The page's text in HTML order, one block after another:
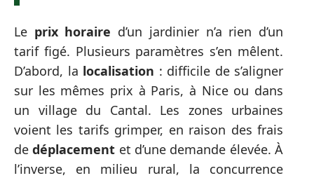
Le prix horaire d’un jardinier n’a rien d’un
tarif figé. Plusieurs paramètres s’en mêlent.
D’abord, la localisation : difficile de s’aligner
sur les mêmes prix à Paris, à Nice ou dans
un village du Cantal. Les zones urbaines
voient les tarifs grimper, en raison des frais
dedéplacement et d’une demande élevée. À
l’inverse, en milieu rural, la concurrence